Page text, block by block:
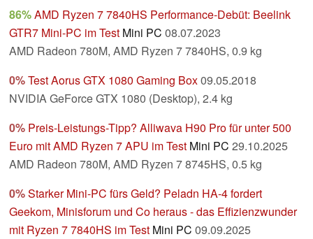
86%AMD Ryzen 7 7840HS Performance-Debüt: Beelink
GTR7 Mini-PC im Test Mini PC 08.07.2023
AMD Radeon 780M, AMD Ryzen 7 7840HS, 0.9 kg
0%Test Aorus GTX 1080 Gaming Box09.05.2018
NVIDIA GeForce GTX 1080 (Desktop), 2.4 kg
0% Preis-Leistungs-Tipp? Alliwava H90 Pro für unter 500
Euro mit AMD Ryzen 7 APU im Test Mini PC 29.10.2025
AMD Radeon 780M, AMD Ryzen 7 8745HS, 0.5 kg
0%Starker Mini-PC fürs Geld? Peladn HA-4 fordert
Geekom, Minisforum und Co heraus - das Effizienzwunder
mit Ryzen 7 7840HS im Test Mini PC 09.09.2025